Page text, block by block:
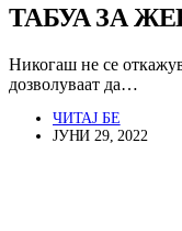
ТАБУА ЗА
Никогаш не се
дозволуваат да…
ЧИТАЈ БЕ
ЈУНИ 29, 2022